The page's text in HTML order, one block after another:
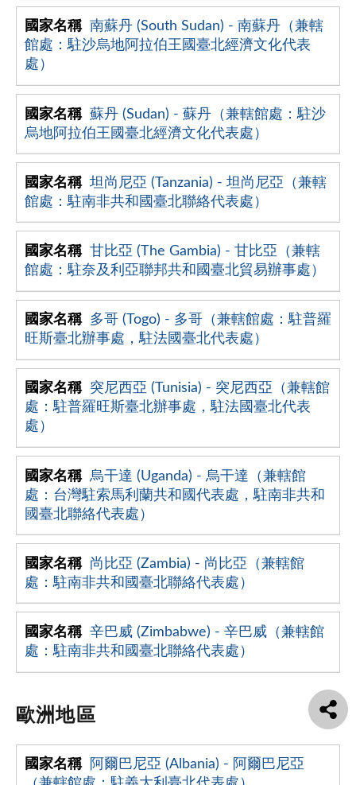
南蘇丹 (South Sudan) - 南蘇丹（兼轄
館處：駐沙烏地阿拉伯王國臺北經濟文化代表
處）
蘇丹 (Sudan) - 蘇丹（兼轄館處：駐沙
烏地阿拉伯王國臺北經濟文化代表處）
坦尚尼亞 (Tanzania) - 坦尚尼亞（兼轄
館處：駐南非共和國臺北聯絡代表處）
甘比亞 (The Gambia) - 甘比亞（兼轄
館處：駐奈及利亞聯邦共和國臺北貿易辦事處）
多哥 (Togo) - 多哥（兼轄館處：駐普羅
旺斯臺北辦事處，駐法國臺北代表處）
突尼西亞 (Tunisia) - 突尼西亞（兼轄館
處：駐普羅旺斯臺北辦事處，駐法國臺北代表
處）
烏干達 (Uganda) - 烏干達（兼轄館
處：台灣駐索馬利蘭共和國代表處，駐南非共和
國臺北聯絡代表處）
尚比亞 (Zambia) - 尚比亞（兼轄館
處：駐南非共和國臺北聯絡代表處）
辛巴威 (Zimbabwe) - 辛巴威（兼轄館
處：駐南非共和國臺北聯絡代表處）
歐洲地區
阿爾巴尼亞 (Albania) - 阿爾巴尼亞